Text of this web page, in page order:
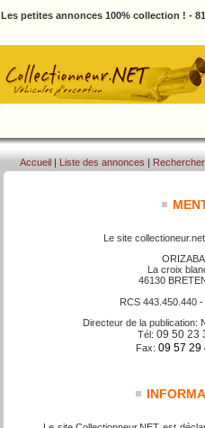
Les petites annonces 100% collection ! -
Accueil | Liste des annonces | Rechercher
Le site
ORIZABA
La croix
46130
RCS 443.450.440
Directeur de la publication:
Tél: 09 50 23
Fax: 09 57 29